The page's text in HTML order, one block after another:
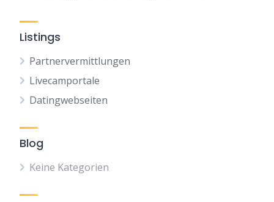
Listings
Partnervermittlungen
Livecamportale
Datingwebseiten
Blog
Keine Kategorien